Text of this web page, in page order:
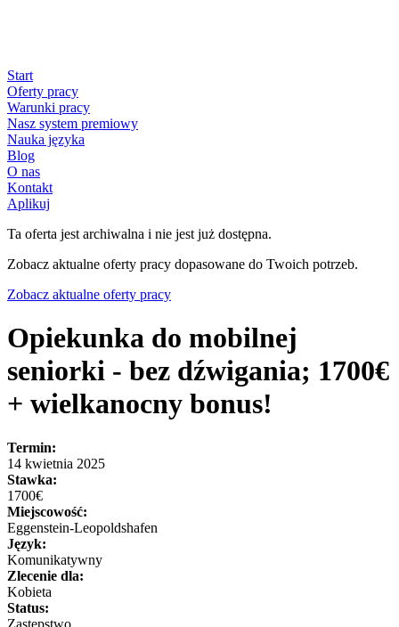
Start
Oferty pracy
Warunki pracy
Nasz system premiowy
Nauka języka
Blog
O nas
Kontakt
Aplikuj
Ta oferta jest archiwalna i nie jest już dostępna.
Zobacz aktualne oferty pracy dopasowane do Twoich potrzeb.
Zobacz aktualne oferty pracy
Opiekunka do mobilnej
seniorki - bez dźwigania; 1700€
+ wielkanocny bonus!
Termin:
14 kwietnia 2025
Stawka:
1700€
Miejscowość:
Eggenstein-Leopoldshafen
Język:
Komunikatywny
Zlecenie dla:
Kobieta
Status:
Zastępstwo